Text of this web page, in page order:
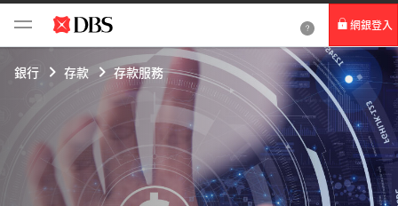
網銀登入
個人網路銀行
Card+ 信用卡數位服務
企業網路銀行
銀行 存款 存款服務